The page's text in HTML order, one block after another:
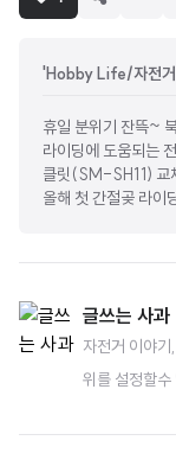
'Hobby Life/자전
휴일 분위기 잔뜩~
라이딩에 도움되는
클릿(SM-SH11) 교
올해 첫 간절곶 라
글쓰는 사과
자전거 이야
위를 설정할수